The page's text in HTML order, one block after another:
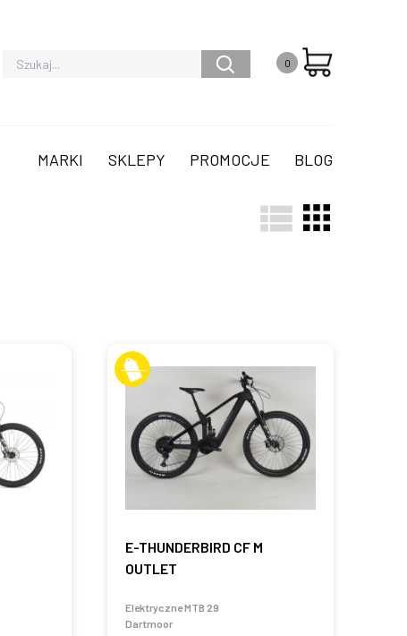
0
MARKI SKLEPY PROMOCJE BLOG
E-THUNDERBIRD CF M
OUTLET
Elektryczne MTB 29
Dartmoor